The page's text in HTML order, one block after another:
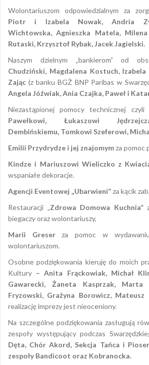
Wolontariuszom odpowiedzialnym za
Piotr i Izabela Nowak, Andria
Wichtowska, Agnieszka Matela,
Rutaski, Krzysztof Rybak, Jacek Jagielski.
Naszym dzielnym „bankierom” od
Chudziński, Magdalena Kostuch,
Zając (z banku BGŻ BNP Paribas w
Angela Jóźwiak, Ania Czajka, Paweł i
Niezastąpionej pomocy technicznej czyli
Pawełkowi, Łukaszowi
Dembińskiemu, Tomkowi Szeferowi,
Emilii Przydrydze i jej znajomymza pomoc
Kindze i Mariuszowi Wieliczko z
wspaniałe dekoracje.
Agencji Eventowej „Ubarwieni”za kącik
Restauracji „Zdrowa Domowa Kuchnia”
biegaczy oraz wolontariuszy,
Marii Greserza pomoc w wydawaniu
wolontariuszom.
Osobne podziękowania kieruję do moich
Kultury – Anita Frąckowiak, Michał
Gawarecki, Żaneta Kasprzak, Marta
Fryzowski, Grażyna Borowicz, Mateusz
realizację imprezy jest nieoceniony.
Na szczególne podziękowania zasługują
zespoły występujący podczas
Dęta, Chór Akord, Sekcja Tańca i
zespoły Bandicoot oraz Kobranocka.